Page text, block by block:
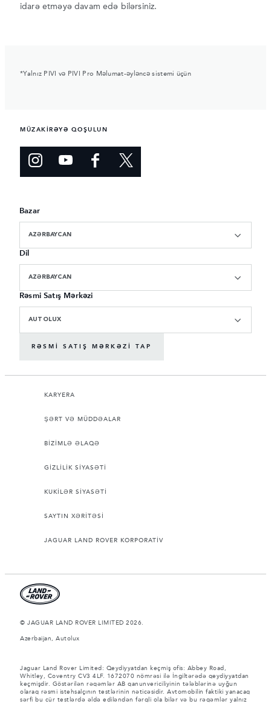
idarə etməyə davam edə bilərsiniz.
*Yalnız PIVI və PIVI Pro Məlumat-əyləncə sistemi üçün
MÜZAKİRƏYƏ QOŞULUN
Bazar
AZƏRBAYCAN
Dil
AZƏRBAYCAN
Rəsmi Satış Mərkəzi
AUTOLUX
RƏSMI SATIŞ MƏRKƏZI TAP
KARYERA
ŞƏRT VƏ MÜDDƏALAR
BİZİMLƏ ƏLAQƏ
GİZLİLİK SİYASƏTİ
KUKİLƏR SİYASƏTİ
SAYTIN XƏRİTƏSİ
JAGUAR LAND ROVER KORPORATİV
© JAGUAR LAND ROVER LIMITED 2026.
Azerbaijan, Autolux
Jaguar Land Rover Limited: Qeydiyyatdan keçmiş ofis: Abbey Road,
Whitley, Coventry CV3 4LF. 1672070 nömrəsi ilə İngiltərədə qeydiyyatdan
keçmişdir. Göstərilən rəqəmlər AB qanunvericiliyinin tələblərinə uyğun
olaraq rəsmi istehsalçının testlərinin nəticəsidir. Avtomobilin faktiki yanacaq
sərfi bu cür testlərdə əldə ediləndən fərqli ola bilər və bu rəqəmlər yalnız